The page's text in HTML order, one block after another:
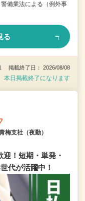
備業法による（例外事
る
掲載終了日： 2026/08/08
本日掲載終了になります
支社（夜勤）
迎！短期・単発・
代が活躍中！